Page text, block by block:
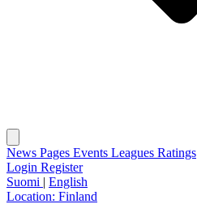
News Pages Events Leagues Ratings
Login Register
Suomi | English
Location: Finland